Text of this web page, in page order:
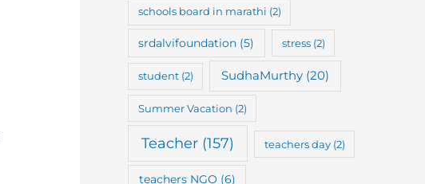
schools board in marathi (2)
srdalvifoundation (5) stress(2)
student(2) SudhaMurthy (20)
Summer Vacation (2)
Teacher(157) teachers day(2)
teachers NGO (6)